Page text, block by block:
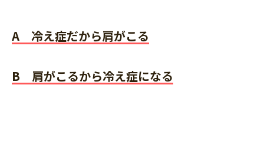
A 冷え症だから肩がこる
B 肩がこるから冷え症になる